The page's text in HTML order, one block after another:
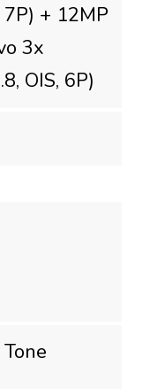
7P) + 12MP
3x
OIS, 6P)